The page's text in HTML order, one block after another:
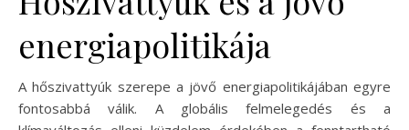
energiapolitikája
A hőszivattyúk szerepe a jövő energiapolitikájában egyre
fontosabbá válik. A globális felmelegedés és a